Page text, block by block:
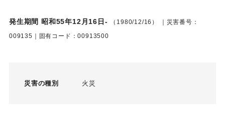
発生期間 昭和55年12月16日- （1980/12/16）
｜災害番号：
009135｜固有コード：00913500
災害の種別 火災